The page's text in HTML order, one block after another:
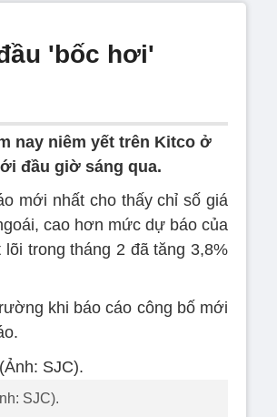
'bốc hơi'
nay niêm yết trên Kitco ở
đầu giờ sáng qua.
mới nhất cho thấy chỉ số giá
cao hơn mức dự báo của
trong tháng 2 đã tăng 3,8%
khi báo cáo công bố mới
SJC).